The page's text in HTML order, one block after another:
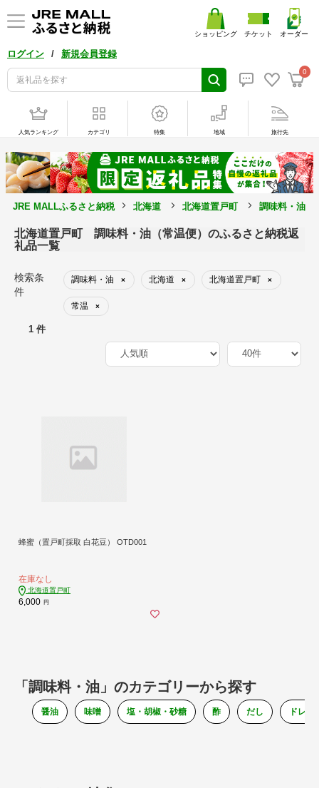
ログイン / 新規会員登録
0
ショッピング チケット オーダー
人気ランキング カテゴリ 特集 地域 旅行先
JRE MALLふるさと納税 北海道 北海道置戸町 調味料・油
北海道置戸町 調味料・油（常温便）のふるさと納税返
礼品一覧
検索条
件
調味料・油 × 北海道 × 北海道置戸町 ×
常温 ×
1 件
蜂蜜（置戸町採取 白花豆） OTD001
在庫なし
北海道置戸町
6,000 円
「調味料・油」のカテゴリーから探す
醤油 味噌 塩・胡椒・砂糖 酢 だし ドレッ